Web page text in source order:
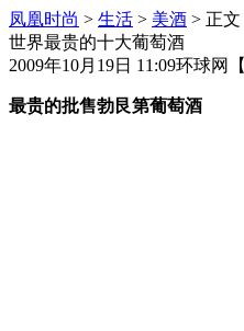
凤凰时尚 > 生活 > 美酒 > 正文
世界最贵的十大葡萄酒
2009年10月19日 11:09环球网 【
最贵的批售勃艮第葡萄酒